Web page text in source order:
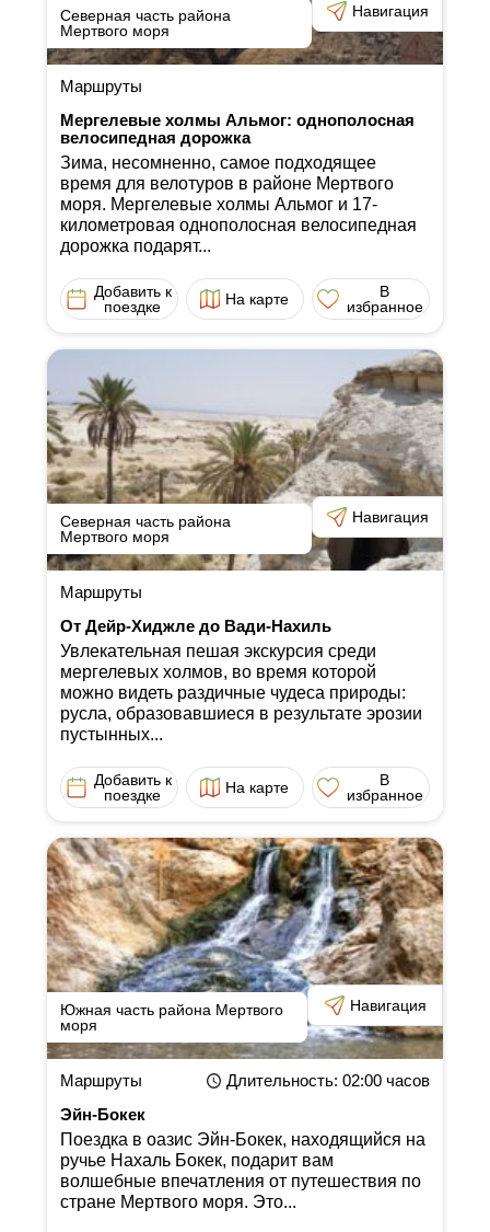
Северная часть района
Мертвого моря
Навигация
Маршруты
Мергелевые холмы Альмог: однополосная
велосипедная дорожка
Зима, несомненно, самое подходящее
время для велотуров в районе Мертвого
моря. Мергелевые холмы Альмог и 17-
километровая однополосная велосипедная
дорожка подарят...
Добавить к
поездке
На карте
В
избранное
Северная часть района
Мертвого моря
Навигация
Маршруты
От Дейр-Хиджле до Вади-Нахиль
Увлекательная пешая экскурсия среди
мергелевых холмов, во время которой
можно видеть раздичные чудеса природы:
русла, образовавшиеся в результате эрозии
пустынных...
Добавить к
поездке
На карте
В
избранное
Южная часть района Мертвого
моря
Навигация
Маршруты Длительность: 02:00часов
Эйн-Бокек
Поездка в оазис Эйн-Бокек, находящийся на
ручье Нахаль Бокек, подарит вам
волшебные впечатления от путешествия по
стране Мертвого моря. Это...